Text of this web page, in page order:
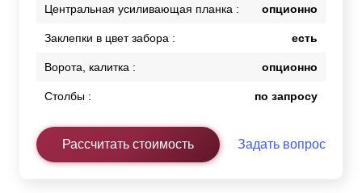
Центральная усиливающая планка : опционно
Заклепки в цвет забора : есть
Ворота, калитка : опционно
Столбы : по запросу
Рассчитать стоимость Задать вопрос